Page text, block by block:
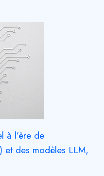
à l’ère de
et des modèles LLM,